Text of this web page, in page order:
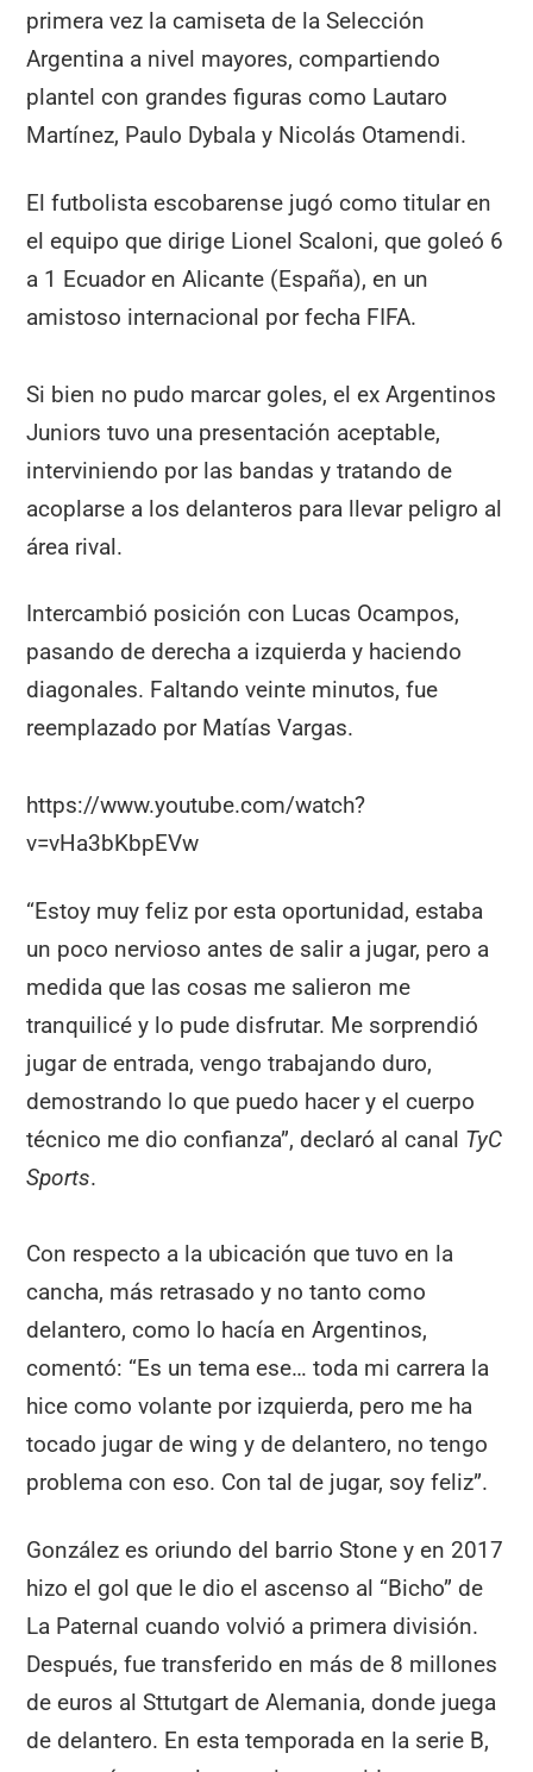
primera vez la camiseta de la Selección
Argentina a nivel mayores, compartiendo
plantel con grandes figuras como Lautaro
Martínez, Paulo Dybala y Nicolás Otamendi.
El futbolista escobarense jugó como titular en
el equipo que dirige Lionel Scaloni, que goleó 6
a 1 Ecuador en Alicante (España), en un
amistoso internacional por fecha FIFA.
Si bien no pudo marcar goles, el ex Argentinos
Juniors tuvo una presentación aceptable,
interviniendo por las bandas y tratando de
acoplarse a los delanteros para llevar peligro al
área rival.
Intercambió posición con Lucas Ocampos,
pasando de derecha a izquierda y haciendo
diagonales. Faltando veinte minutos, fue
reemplazado por Matías Vargas.
https://www.youtube.com/watch?
v=vHa3bKbpEVw
“Estoy muy feliz por esta oportunidad, estaba
un poco nervioso antes de salir a jugar, pero a
medida que las cosas me salieron me
tranquilicé y lo pude disfrutar. Me sorprendió
jugar de entrada, vengo trabajando duro,
demostrando lo que puedo hacer y el cuerpo
técnico me dio confianza”, declaró al canal TyC
Sports.
Con respecto a la ubicación que tuvo en la
cancha, más retrasado y no tanto como
delantero, como lo hacía en Argentinos,
comentó: “Es un tema ese… toda mi carrera la
hice como volante por izquierda, pero me ha
tocado jugar de wing y de delantero, no tengo
problema con eso. Con tal de jugar, soy feliz”.
González es oriundo del barrio Stone y en 2017
hizo el gol que le dio el ascenso al “Bicho” de
La Paternal cuando volvió a primera división.
Después, fue transferido en más de 8 millones
de euros al Sttutgart de Alemania, donde juega
de delantero. En esta temporada en la serie B,